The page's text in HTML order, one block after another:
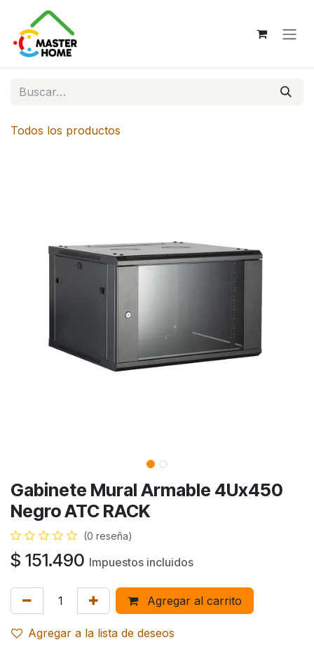
Ir al contenido
Todos los productos
Gabinete Mural Armable 4Ux450
Negro ATC RACK
(0 reseña)
$ 151.490 Impuestos incluidos
Agregar al carrito
Agregar a la lista de deseos